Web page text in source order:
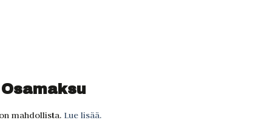
mahdollista. Lue lisää.